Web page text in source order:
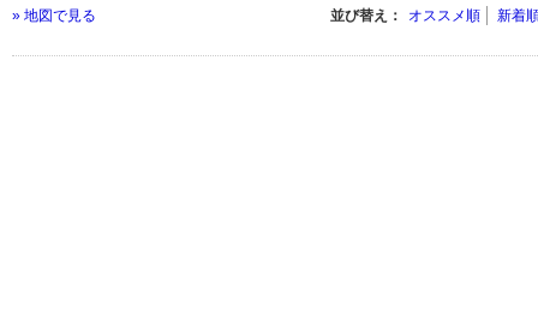
» 地図で見る 並び替え： オススメ順 新着